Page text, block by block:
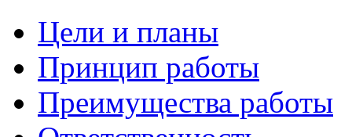
Цели и планы
Принцип работы
Преимущества работы